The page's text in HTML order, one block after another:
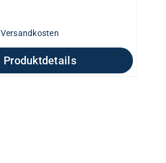
Versandkosten
Produktdetails